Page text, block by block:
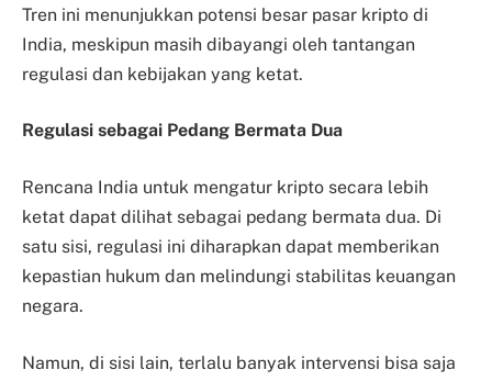
Tren ini menunjukkan potensi besar pasar kripto di
India, meskipun masih dibayangi oleh tantangan
regulasi dan kebijakan yang ketat.
Regulasi sebagai Pedang Bermata Dua
Rencana India untuk mengatur kripto secara lebih
ketat dapat dilihat sebagai pedang bermata dua. Di
satu sisi, regulasi ini diharapkan dapat memberikan
kepastian hukum dan melindungi stabilitas keuangan
negara.
Namun, di sisi lain, terlalu banyak intervensi bisa saja